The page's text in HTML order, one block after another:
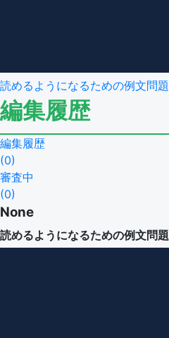
読めるようになるための例文問題
編集履歴
編集履歴
(0)
審査中
(0)
None
読めるようになるための例文問題